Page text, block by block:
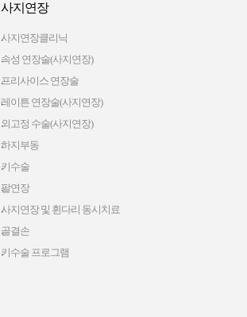
사지연장
사지연장클리닉
속성 연장술(사지연장)
프리사이스 연장술
레이튼 연장술(사지연장)
외고정 수술(사지연장)
하지부동
키수술
팔연장
사지연장 및 휜다리 동시치료
골결손
키수술 프로그램